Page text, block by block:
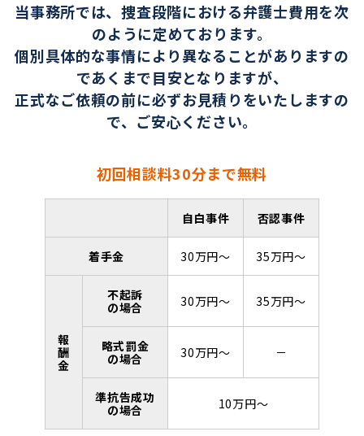
当事務所では、捜査段階における弁護士費用を次
のように定めております。
個別具体的な事情により異なることがありますの
であくまで目安となりますが、
正式なご依頼の前に必ずお見積りをいたしますの
で、ご安心ください。
初回相談料30分まで無料
自白事件 否認事件
着手金 30万円～ 35万円～
報
酬
金
不起訴
の場合
30万円～ 35万円～
略式罰金
の場合
30万円～ －
準抗告成功
の場合
10万円～